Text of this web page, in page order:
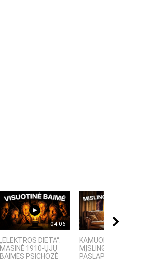
04:06
„ELEKTROS DIETA“:
MASINĖ 1910-ŲJŲ
BAIMĖS PSICHOZĖ
KAMUOLINIS ŽAIBAS:
MĮSLINGA GAMTOS
PASLAPTIS